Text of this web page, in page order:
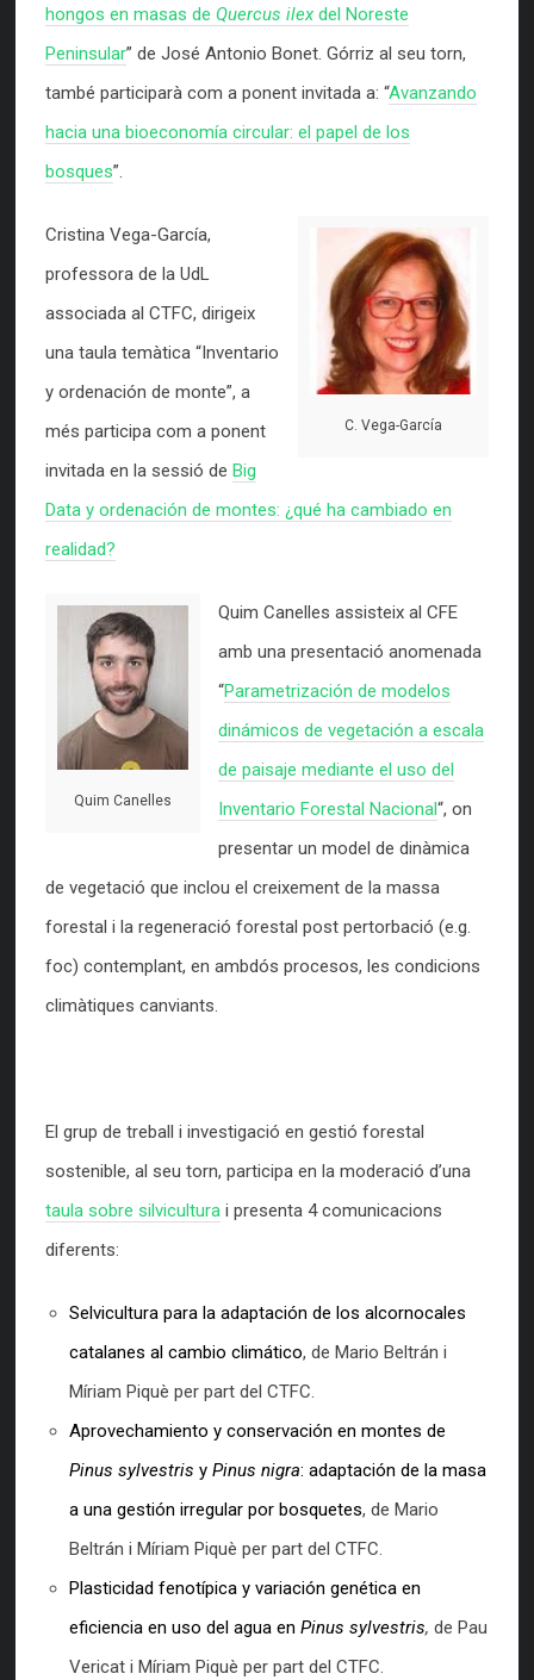
hongos en masas de Quercus ilexdel Noreste
Peninsular” de José Antonio Bonet. Górriz al seu torn,
també participarà com a ponent invitada a: “Avanzando
hacia una bioeconomía circular: el papel de los
bosques”.
C. Vega-García
Cristina Vega-García,
professora de la UdL
associada al CTFC, dirigeix
una taula temàtica “Inventario
y ordenación de monte”, a
més participa com a ponent
invitada en la sessió de Big
Data y ordenación de montes: ¿qué ha cambiado en
realidad?
Quim Canelles
Quim Canelles assisteix al CFE
amb una presentació anomenada
“Parametrización de modelos
dinámicos de vegetación a escala
de paisaje mediante el uso del
Inventario Forestal Nacional“, on
presentar un model de dinàmica
de vegetació que inclou el creixement de la massa
forestal i la regeneració forestal post pertorbació (e.g.
foc) contemplant, en ambdós procesos, les condicions
climàtiques canviants.
El grup de treball i investigació en gestió forestal
sostenible, al seu torn, participa en la moderació d’una
taula sobre silvicultura i presenta 4 comunicacions
diferents:
Selvicultura para la adaptación de los alcornocales
catalanes al cambio climático, de Mario Beltrán i
Míriam Piquè per part del CTFC.
Aprovechamiento y conservación en montes de
Pinus sylvestris y Pinus nigra: adaptación de la masa
a una gestión irregular por bosquetes, de Mario
Beltrán i Míriam Piquè per part del CTFC.
Plasticidad fenotípica y variación genética en
eficiencia en uso del agua en Pinus sylvestris, de Pau
Vericat i Míriam Piquè per part del CTFC.